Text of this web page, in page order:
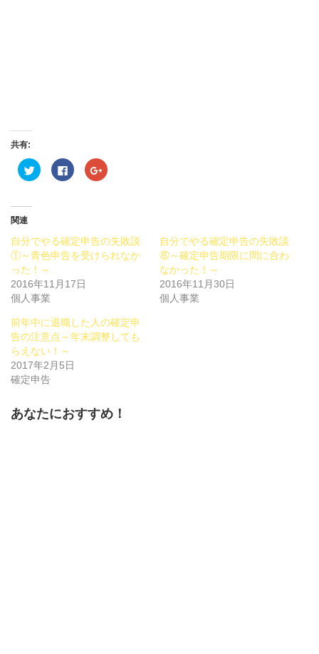
共有:
ク
リ
共
有
(新
し
い
ウ
ィ
ン
ド
で
開
き
ま
す)
Facebook
で
ク
リ
ッ
ク
て
く
(新
し
い
ン
ド
き
ま
す)
ク
リ
共
有
(新
し
で
開
き
関連
自分でやる確定申告の失敗談
①～青色申告を受けられなか
った！～
2016年11月17日
個人事業
自分でやる確定申告の失敗談
⑥～確定申告期限に間に合わ
なかった！～
2016年11月30日
個人事業
前年中に退職した人の確定申
告の注意点～年末調整しても
らえない！～
2017年2月5日
確定申告
あなたにおすすめ！